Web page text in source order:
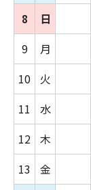
8
日
9
月
10
火
11
水
12 木
13
金